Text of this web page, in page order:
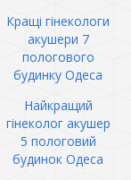
Кращі гінекологи
акушери 7
пологового
будинку Одеса
Найкращий
гінеколог акушер
5 пологовий
будинок Одеса